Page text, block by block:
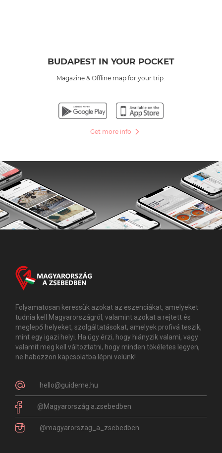
BUDAPEST IN YOUR POCKET
Magazine & Offline map for your trip.
Get more info
Folyamatosan keressük azokat az eszenciákat, amelyeket
tudnia kell Magyarországról, valamint azokat a rejtett és
meglepő helyeket, szolgáltatásokat, amelyek profivá teszik,
mint egy igazi helyi. Ha úgy érzi, hogy hiányzik valami, vagy
valamit meg kell változtatni, hogy minden tökéletes legyen,
ne habozzon kapcsolatba lépni velünk!
hello@guideme.hu
@Magyarország.a.zsebedben
@magyarorszag_a_zsebedben